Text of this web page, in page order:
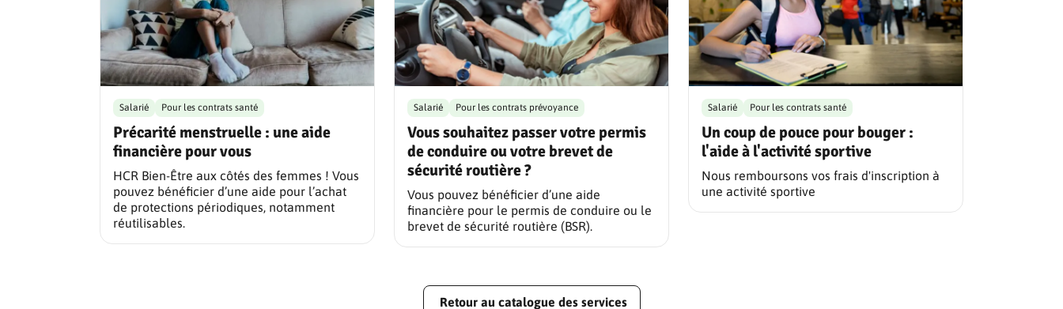
Précarité menstruelle : une aide
financière pour vous
Salarié Pour les contrats santé
HCR Bien-Être aux côtés des femmes ! Vous
pouvez bénéficier d’une aide pour l’achat
de protections périodiques, notamment
réutilisables.
Vous souhaitez passer votre permis
de conduire ou votre brevet de
sécurité routière ?
Salarié Pour les contrats prévoyance
Vous pouvez bénéficier d’une aide
financière pour le permis de conduire ou le
brevet de sécurité routière (BSR).
Un coup de pouce pour bouger :
l'aide à l'activité sportive
Salarié Pour les contrats santé
Nous remboursons vos frais d'inscription à
une activité sportive
Retour au catalogue des services